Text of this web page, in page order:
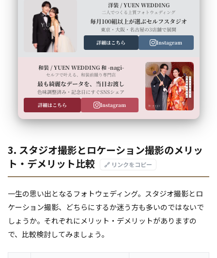
洋装 / YUEN WEDDING
二人でつくる上質フォトウェディング
毎月100組以上が選ぶセルフスタジオ
東京・大阪・名古屋の3店舗で展開
詳細はこちら
Instagram
和装 / YUEN WEDDING 和 -nagi-
セルフで叶える、和装前撮り専門店
最も綺麗なデータを、当日お渡し
色味調整済み・記念日にすぐSNSシェア
詳細はこちら
Instagram
3. スタジオ撮影とロケーション撮影のメリッ
ト・デメリット比較
🔗 リンクをコピー
一生の思い出となるフォトウェディング。スタジオ撮影とロ
ケーション撮影、どちらにするか迷う方も多いのではないで
しょうか。それぞれにメリット・デメリットがありますの
で、比較検討してみましょう。